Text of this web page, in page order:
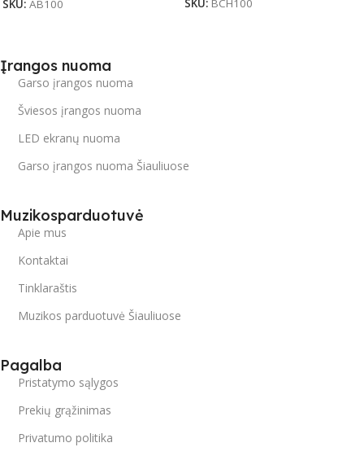
SKU: AB100 SKU: BCH100
Įrangos nuoma
Garso įrangos nuoma
Šviesos įrangos nuoma
LED ekranų nuoma
Garso įrangos nuoma Šiauliuose
Muzikosparduotuvė
Apie mus
Kontaktai
Tinklaraštis
Muzikos parduotuvė Šiauliuose
Pagalba
Pristatymo sąlygos
Prekių grąžinimas
Privatumo politika